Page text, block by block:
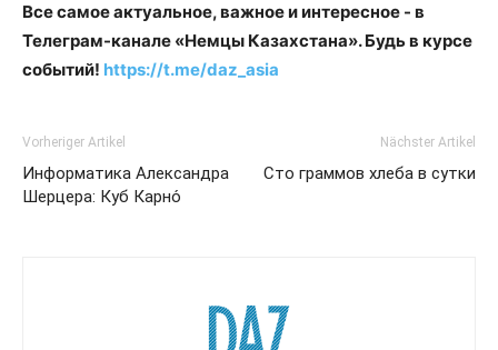
Все самое актуальное, важное и интересное - в
Телеграм-канале «Немцы Казахстана». Будь в курсе
событий! https://t.me/daz_asia
Vorheriger Artikel
Информатика Александра
Шерцера: Куб Карно́
Nächster Artikel
Сто граммов хлеба в сутки